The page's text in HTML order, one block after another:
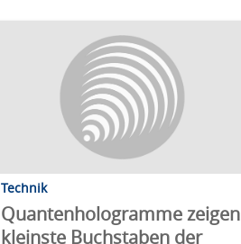
Technik
Quantenhologramme zeigen
kleinste Buchstaben der